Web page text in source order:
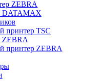
ZEBRA
DATAMAX
принтер TSC
ZEBRA
принтер ZEBRA